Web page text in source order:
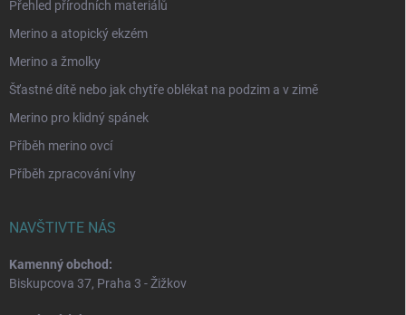
Přehled přírodních materiálů
Merino a atopický ekzém
Merino a žmolky
Šťastné dítě nebo jak chytře oblékat na podzim a v zimě
Merino pro klidný spánek
Příběh merino ovcí
Příběh zpracování vlny
NAVŠTIVTE NÁS
Kamenný obchod:
Biskupcova 37, Praha 3 - Žižkov